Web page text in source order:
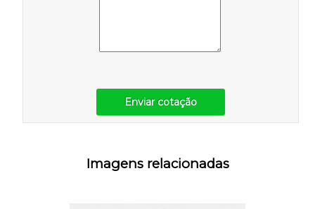
Enviar cotação
Imagens relacionadas